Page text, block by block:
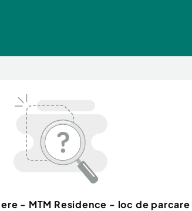
- MTM Residence - loc de parcare